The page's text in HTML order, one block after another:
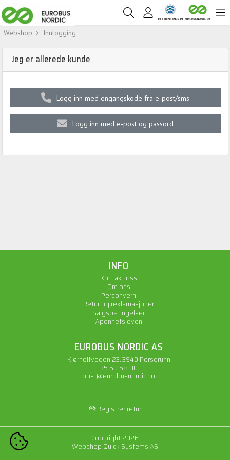
Webshop Innlogging
Jeg er allerede kunde
Logg inn med engangskode fra e-post/sms
Logg inn med e-post og passord
INFO
Kontakt oss
Om oss
Personvern
Retur og reklamasjoner
Salgsbetingelser
Åpenhetsloven
EUROBUS NORDIC AS
Kjørholtvegen 23. 3940 Porsgrunn
35 50 58 00
post@eurobusnordic.no
Registrer retur
Copyright 2026
Webshop Quick Systems AS
COOKIE-INNSTILLINGER